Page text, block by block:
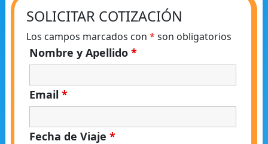
SOLICITAR COTIZACIÓN
Los campos marcados con * son obligatorios
Nombre y Apellido *
Email *
Fecha de Viaje *